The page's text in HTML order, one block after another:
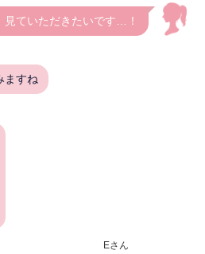
見ていただきたいです…！
ますね
Eさん